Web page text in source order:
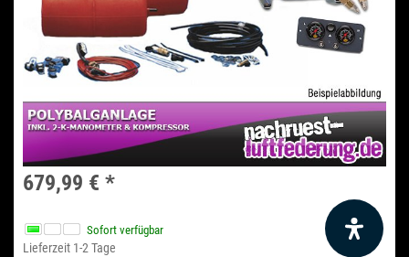
679,99 € *
Sofort verfügbar
Lieferzeit 1-2 Tage